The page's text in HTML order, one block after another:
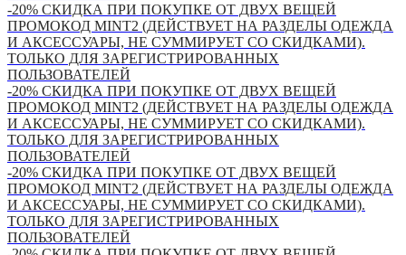
-20% СКИДКА ПРИ ПОКУПКЕ ОТ ДВУХ ВЕЩЕЙ
ПРОМОКОД MINT2 (ДЕЙСТВУЕТ НА РАЗДЕЛЫ ОДЕЖДА
И АКСЕССУАРЫ, НЕ СУММИРУЕТ СО СКИДКАМИ).
ТОЛЬКО ДЛЯ ЗАРЕГИСТРИРОВАННЫХ
ПОЛЬЗОВАТЕЛЕЙ
-20% СКИДКА ПРИ ПОКУПКЕ ОТ ДВУХ ВЕЩЕЙ
ПРОМОКОД MINT2 (ДЕЙСТВУЕТ НА РАЗДЕЛЫ ОДЕЖДА
И АКСЕССУАРЫ, НЕ СУММИРУЕТ СО СКИДКАМИ).
ТОЛЬКО ДЛЯ ЗАРЕГИСТРИРОВАННЫХ
ПОЛЬЗОВАТЕЛЕЙ
-20% СКИДКА ПРИ ПОКУПКЕ ОТ ДВУХ ВЕЩЕЙ
ПРОМОКОД MINT2 (ДЕЙСТВУЕТ НА РАЗДЕЛЫ ОДЕЖДА
И АКСЕССУАРЫ, НЕ СУММИРУЕТ СО СКИДКАМИ).
ТОЛЬКО ДЛЯ ЗАРЕГИСТРИРОВАННЫХ
ПОЛЬЗОВАТЕЛЕЙ